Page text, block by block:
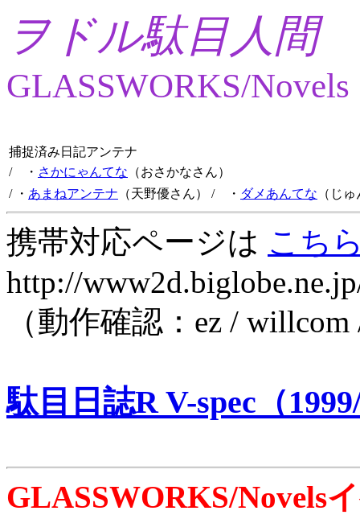
ヲドル駄目人間
GLASSWORKS/Novels
捕捉済み日記アンテナ
/ ・ さかにゃんてな （おさかなさん）
/ ・ あまねアンテナ （天野優さん） / ・ ダメあんてな （じ
携帯対応ページは こち
http://
（動作確認：ez /
駄目日誌R V-spec（
GLASSWORKS/Novels